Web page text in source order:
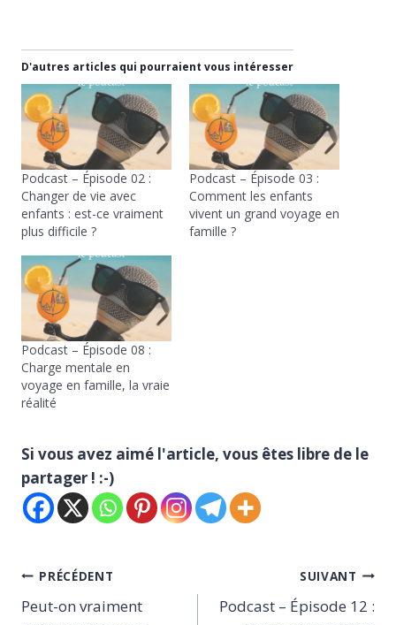
D'autres articles qui pourraient vous intéresser
Podcast – Épisode 02 :
Changer de vie avec
enfants : est-ce vraiment
plus difficile ?
Podcast – Épisode 03 :
Comment les enfants
vivent un grand voyage en
famille ?
Podcast – Épisode 08 :
Charge mentale en
voyage en famille, la vraie
réalité
Si vous avez aimé l'article, vous êtes libre de le
partager ! :-)
Navigation
de
PRÉCÉDENT
Peut-on vraiment
SUIVANT
Podcast – Épisode 12 :